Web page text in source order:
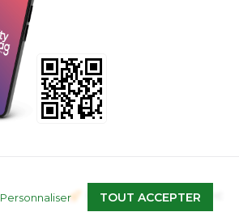
Propulsé par
TOUT ACCEPTER
Personnaliser